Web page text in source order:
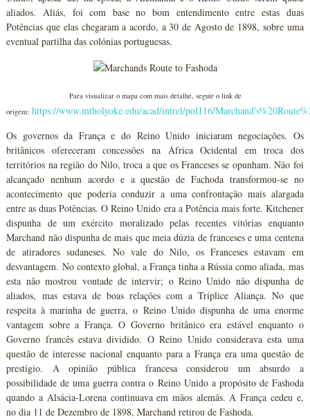
aliados. Aliás, foi com base no bom entendimento entre estas duas
Potências que elas chegaram a acordo, a 30 de Agosto de 1898, sobre uma
eventual partilha das colónias portuguesas.
Para visualizar o mapa com mais detalhe, seguir o link de
origem:https://www.mtholyoke.edu/acad/intrel/pol116/
Os governos da França e do Reino Unido iniciaram negociações. Os
britânicos ofereceram concessões na África Ocidental em troca dos
territórios na região do Nilo, troca a que os Franceses se opunham. Não foi
alcançado nenhum acordo e a questão de Fachoda transformou-se no
acontecimento que poderia conduzir a uma confrontação mais alargada
entre as duas Potências. O Reino Unido era a Potência mais forte. Kitchener
dispunha de um exército moralizado pelas recentes vitórias enquanto
Marchand não dispunha de mais que meia dúzia de franceses e uma centena
de atiradores sudaneses. No vale do Nilo, os Franceses estavam em
desvantagem. No contexto global, a França tinha a Rússia como aliada, mas
esta não mostrou vontade de intervir; o Reino Unido não dispunha de
aliados, mas estava de boas relações com a Tríplice Aliança. No que
respeita à marinha de guerra, o Reino Unido dispunha de uma enorme
vantagem sobre a França. O Governo britânico era estável enquanto o
Governo francês estava dividido. O Reino Unido considerava esta uma
questão de interesse nacional enquanto para a França era uma questão de
prestígio. A opinião pública francesa considerou um absurdo a
possibilidade de uma guerra contra o Reino Unido a propósito de Fashoda
quando a Alsácia-Lorena continuava em mãos alemãs. A França cedeu e,
no dia 11 de Dezembro de 1898, Marchand retirou de Fashoda.